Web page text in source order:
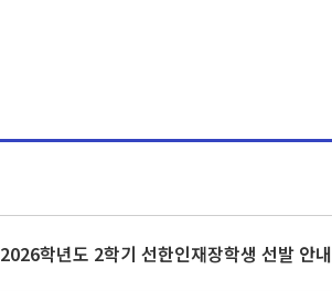
2026학년도 2학기 선한인재장학생 선발 안내